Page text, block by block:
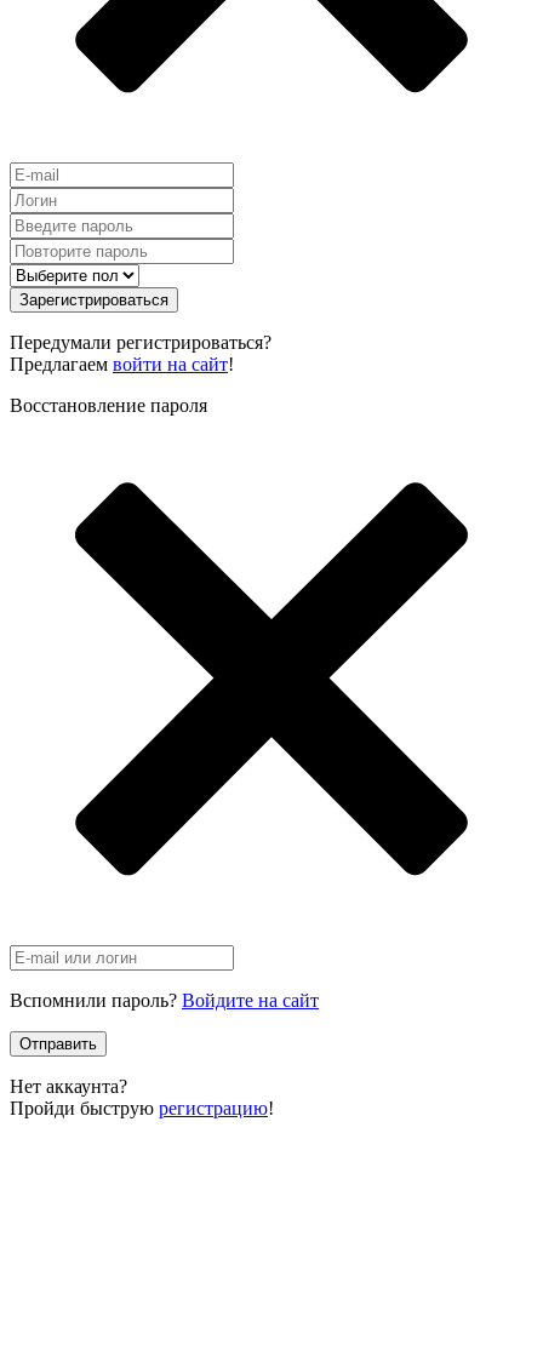
Зарегистрироваться
Передумали регистрироваться?
Предлагаем войти на сайт!
Восстановление пароля
Вспомнили пароль? Войдите на сайт
Отправить
Нет аккаунта?
Пройди быструю регистрацию!